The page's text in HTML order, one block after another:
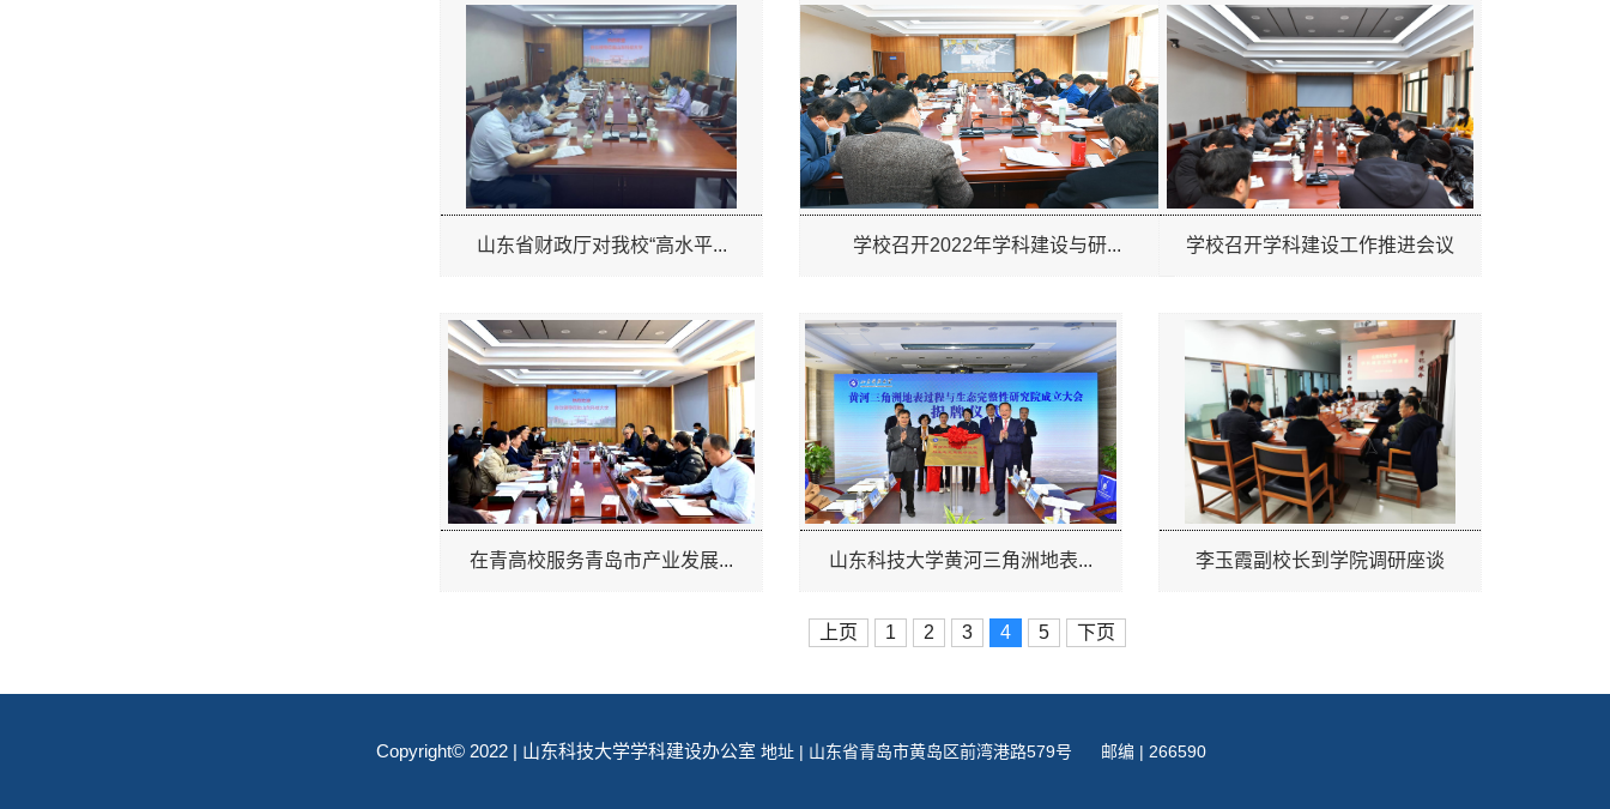
山东省财政厅对我校“高水平... 学校召开2022年学科建设与研... 学校召开学科建设工作推进会议
在青高校服务青岛市产业发展... 山东科技大学黄河三角洲地表... 李玉霞副校长到学院调研座谈
上页 1 2 3 4 5 下页
Copyright© 2022 | 山东科技大学学科建设办公室 地址 | 山东省青岛市黄岛区前湾港路579号 邮编 | 266590